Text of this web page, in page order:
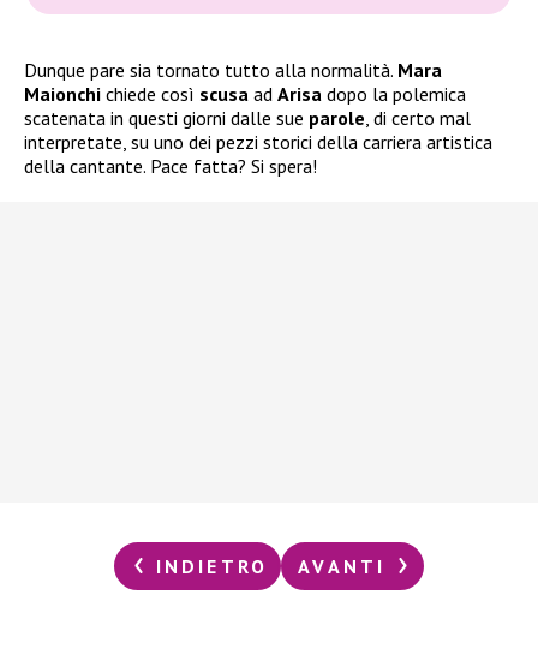
Dunque pare sia tornato tutto alla normalità. Mara
Maionchi chiede così scusa ad Arisa dopo la polemica
scatenata in questi giorni dalle sue parole , di certo mal
interpretate, su uno dei pezzi storici della carriera artistica
della cantante. Pace fatta? Si spera!
INDIETRO AVANTI